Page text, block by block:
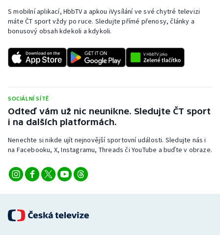
S mobilní aplikací, HbbTV a apkou iVysílání ve své chytré televizi
máte ČT sport vždy po ruce. Sledujte přímé přenosy, články a
bonusový obsah kdekoli a kdykoli.
SOCIÁLNÍ SÍTĚ
Odteď vám už nic neunikne. Sledujte ČT sport
i na dalších platformách.
Nenechte si nikde ujít nejnovější sportovní události. Sledujte nás i
na Facebooku, X, Instagramu, Threads či YouTube a buďte v obraze.